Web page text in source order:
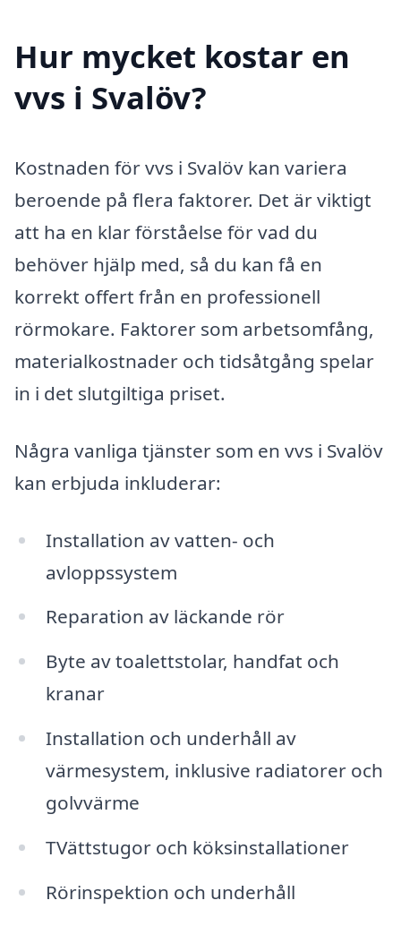
Hur mycket kostar en
vvs i Svalöv?
Kostnaden för vvs i Svalöv kan variera
beroende på flera faktorer. Det är viktigt
att ha en klar förståelse för vad du
behöver hjälp med, så du kan få en
korrekt offert från en professionell
rörmokare. Faktorer som arbetsomfång,
materialkostnader och tidsåtgång spelar
in i det slutgiltiga priset.
Några vanliga tjänster som en vvs i Svalöv
kan erbjuda inkluderar:
Installation av vatten- och
avloppssystem
Reparation av läckande rör
Byte av toalettstolar, handfat och
kranar
Installation och underhåll av
värmesystem, inklusive radiatorer och
golvvärme
TVättstugor och köksinstallationer
Rörinspektion och underhåll